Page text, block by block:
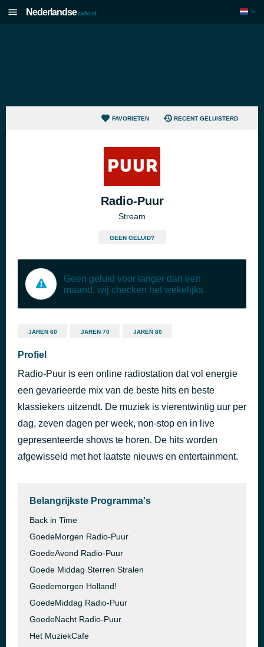
Nederlandse radio.nl
FAVORIETEN RECENT GELUISTERD
Radio-Puur
Stream
GEEN GELUID?
Geen geluid voor langer dan een
maand, wij checken het wekelijks
JAREN 60 JAREN 70 JAREN 80
Profiel
Radio-Puur is een online radiostation dat vol energie
een gevarieerde mix van de beste hits en beste
klassiekers uitzendt. De muziek is vierentwintig uur per
dag, zeven dagen per week, non-stop en in live
gepresenteerde shows te horen. De hits worden
afgewisseld met het laatste nieuws en entertainment.
Belangrijkste Programma's
Back in Time
GoedeMorgen Radio-Puur
GoedeAvond Radio-Puur
Goede Middag Sterren Stralen
Goedemorgen Holland!
GoedeMiddag Radio-Puur
GoedeNacht Radio-Puur
Het MuziekCafe